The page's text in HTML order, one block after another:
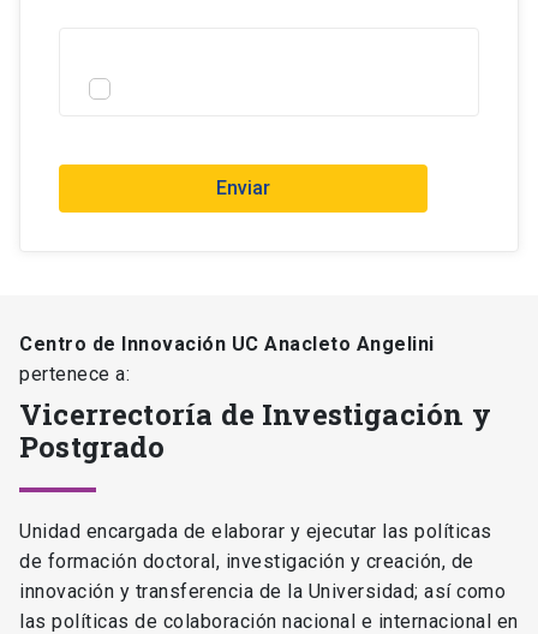
Enviar
Centro de Innovación UC Anacleto Angelini
pertenece a:
Vicerrectoría de Investigación y
Postgrado
Unidad encargada de elaborar y ejecutar las políticas
de formación doctoral, investigación y creación, de
innovación y transferencia de la Universidad; así como
las políticas de colaboración nacional e internacional en